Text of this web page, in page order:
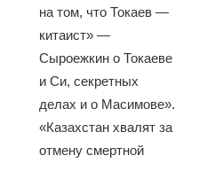
на том, что Токаев —
китаист» —
Сыроежкин о Токаеве
и Си, секретных
делах и о Масимове».
«Казахстан хвалят за
отмену смертной